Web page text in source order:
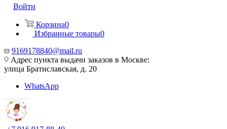
Войти
Корзина0
Избранные товары0
9169178840@mail.ru
Адрес пункта выдачи заказов в Москве:
улица Братиславская, д. 20
WhatsApp